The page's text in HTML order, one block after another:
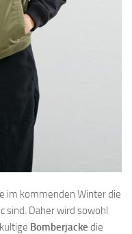
im kommenden Winter die
sind. Daher wird sowohl
Bomberjacke die